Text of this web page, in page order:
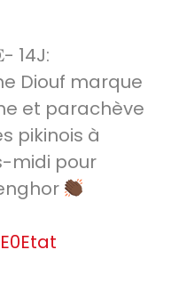
14J:
Diouf marque
et parachève
pikinois à
midi pour